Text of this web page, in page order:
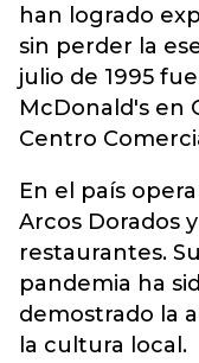
han logrado
sin perder la
julio de 1995
McDonald's en
Centro
En el país
Arcos Dorados
restaurantes.
pandemia ha
demostrado la
la cultura local.